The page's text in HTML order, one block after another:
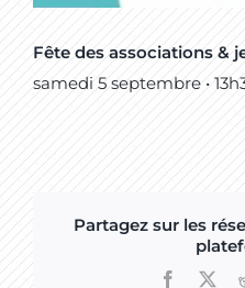
Fête des associations &
samedi 5 septembre •
Partagez sur les
Facebook